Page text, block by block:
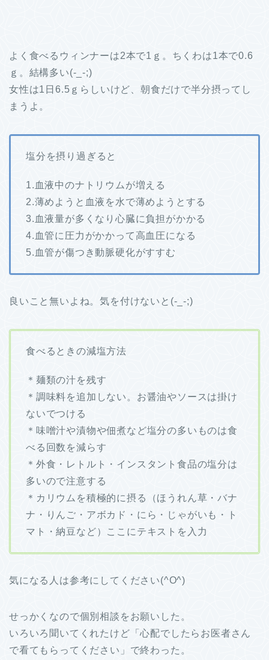
よく食べるウィンナーは2本で1ｇ。ちくわは1本で0.6
ｇ。結構多い(-_-;)
女性は1日6.5ｇらしいけど、朝食だけで半分摂ってし
まうよ。
塩分を摂り過ぎると
1.血液中のナトリウムが増える
2.薄めようと血液を水で薄めようとする
3.血液量が多くなり心臓に負担がかかる
4.血管に圧力がかかって高血圧になる
5.血管が傷つき動脈硬化がすすむ
良いこと無いよね。気を付けないと(-_-;)
食べるときの減塩方法
＊麺類の汁を残す
＊調味料を追加しない。お醤油やソースは掛け
ないでつける
＊味噌汁や漬物や佃煮など塩分の多いものは食
べる回数を減らす
＊外食・レトルト・インスタント食品の塩分は
多いので注意する
＊カリウムを積極的に摂る（ほうれん草・バナ
ナ・りんご・アボカド・にら・じゃがいも・ト
マト・納豆など）ここにテキストを入力
気になる人は参考にしてください(^O^)
せっかくなので個別相談をお願いした。
いろいろ聞いてくれたけど「心配でしたらお医者さん
で看てもらってください」で終わった。